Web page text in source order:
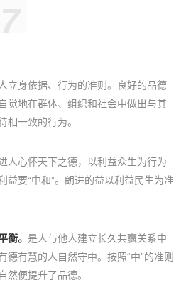
立身依据、行为的准则。良好的品德
觉地在群体、组织和社会中做出与其
相一致的行为。
人心怀天下之德，以利益众生为行为
益要“中和”。朗进的益以利益民生为准
衡。 是人与他人建立长久共赢关系中
德有慧的人自然守中。按照“中”的准则
然便提升了品德。